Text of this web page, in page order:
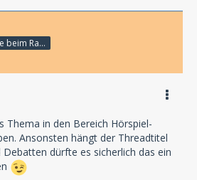
hört Hörspiele beim Rasenmähen
Thema in den Bereich Hörspiel-
Ansonsten hängt der Threadtitel
dürfte es sicherlich das ein